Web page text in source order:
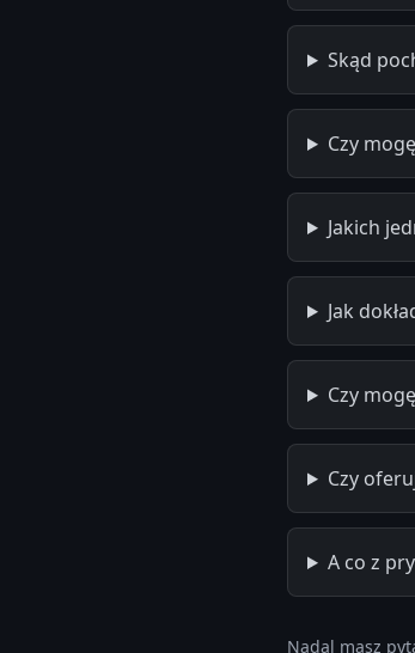
Skąd
Czy
Jakich
Jak
Czy
Czy
A co z
Nadal masz